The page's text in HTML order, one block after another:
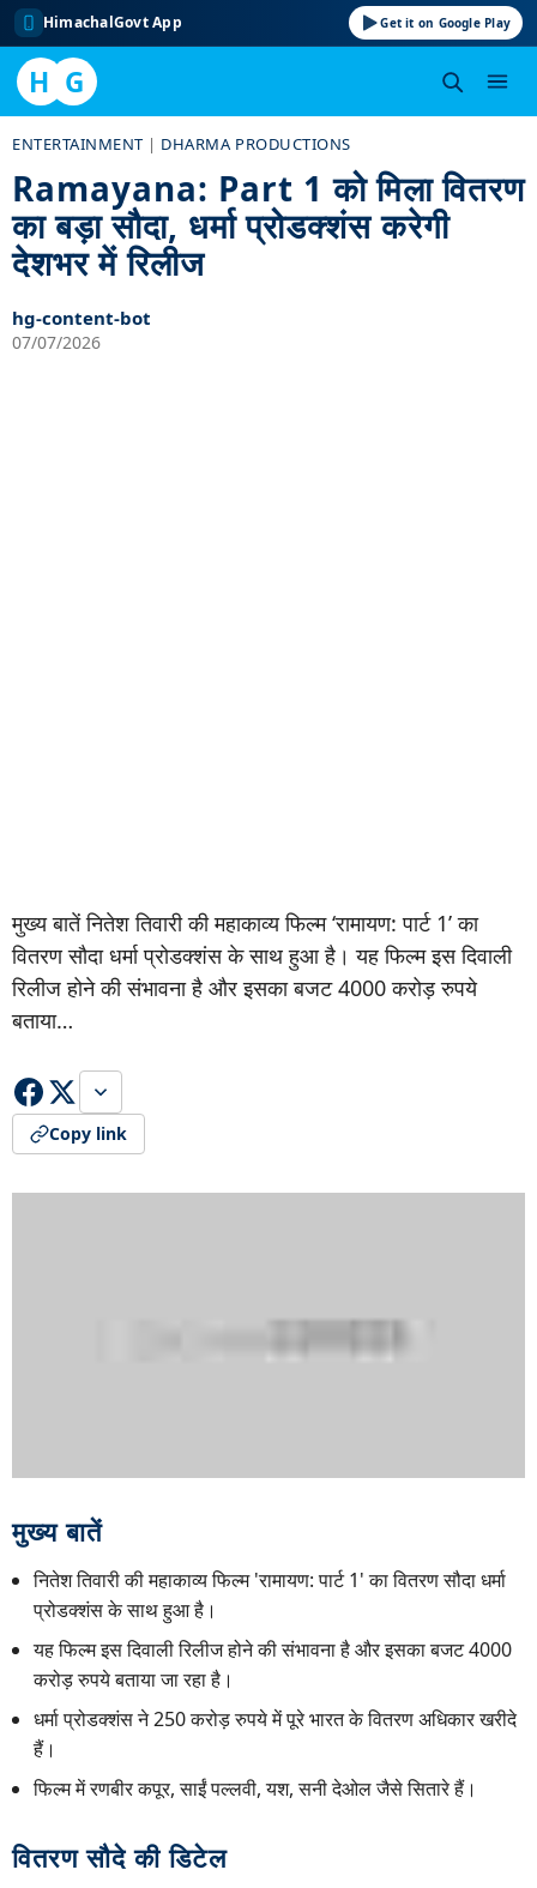
HimachalGovt App Get it on Google Play
H G
content
ENTERTAINMENT | DHARMA PRODUCTIONS
Ramayana: Part 1 को मिला वितरण
का बड़ा सौदा, धर्मा प्रोडक्शंस करेगी
देशभर में रिलीज
hg-content-bot
07/07/2026
मुख्य बातें नितेश तिवारी की महाकाव्य फिल्म ‘रामायण: पार्ट 1’ का
वितरण सौदा धर्मा प्रोडक्शंस के साथ हुआ है। यह फिल्म इस दिवाली
रिलीज होने की संभावना है और इसका बजट 4000 करोड़ रुपये
बताया…
Copy link
मुख्य बातें
नितेश तिवारी की महाकाव्य फिल्म 'रामायण: पार्ट 1' का वितरण सौदा धर्मा
प्रोडक्शंस के साथ हुआ है।
यह फिल्म इस दिवाली रिलीज होने की संभावना है और इसका बजट 4000
करोड़ रुपये बताया जा रहा है।
धर्मा प्रोडक्शंस ने 250 करोड़ रुपये में पूरे भारत के वितरण अधिकार खरीदे
हैं।
फिल्म में रणबीर कपूर, साईं पल्लवी, यश, सनी देओल जैसे सितारे हैं।
वितरण सौदे की डिटेल